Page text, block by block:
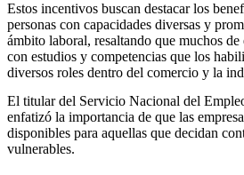
Estos incentivos buscan destacar los
personas con capacidades diversas y
ámbito laboral, resaltando que muchos de
con estudios y competencias que los
diversos roles dentro del comercio y la
El titular del Servicio Nacional del
enfatizó la importancia de que las
disponibles para aquellas que decidan
vulnerables.